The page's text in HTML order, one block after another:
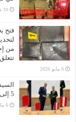
10 مايو 2026
فتح
من
6 مايو 2026
5 إلى 7 ماي الجاري على رأس وفد أمني هام
6 مايو 2026